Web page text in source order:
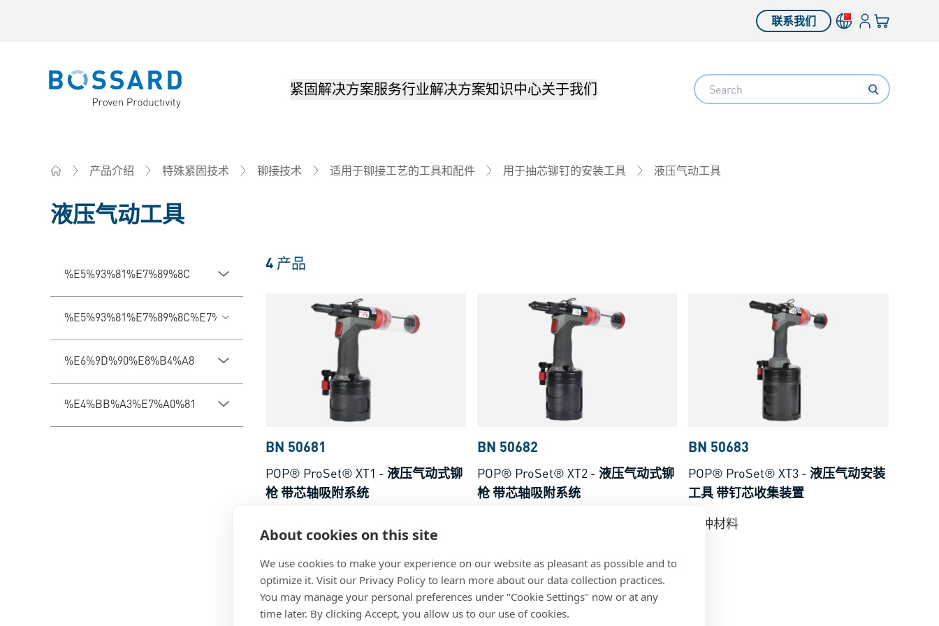
About cookies on this site
We use cookies to make your experience on our website as pleasant as possible and to
optimize it. Visit our Privacy Policy to learn more about our data collection practices.
You may manage your personal preferences under "Cookie Settings" now or at any
time later. By clicking Accept, you allow us to our use of cookies.
联系我们 登入您的购物车
Bossard homepage 紧固解决方案服务行业解决方案知识中心关于我们 Search
产品介绍 特殊紧固技术 铆接技术 适用于铆接工艺的工具和配件 用于抽芯铆钉的安装工具 液压气动工具
液压气动工具
%E5%93%81%E7%89%8C
%E5%93%81%E7%89%8C%E7%B3%BB%E5%88%97
%E6%9D%90%E8%B4%A8
%E4%BB%A3%E7%A0%81
4 产品
BN 50681
POP® ProSet® XT1 - 液压气动式铆
枪 带芯轴吸附系统
BN 50682
POP® ProSet® XT2- 液压气动式铆
枪 带芯轴吸附系统
BN 50683
POP® ProSet® XT3 -液压气动安装
工具 带钉芯收集装置
多种材料